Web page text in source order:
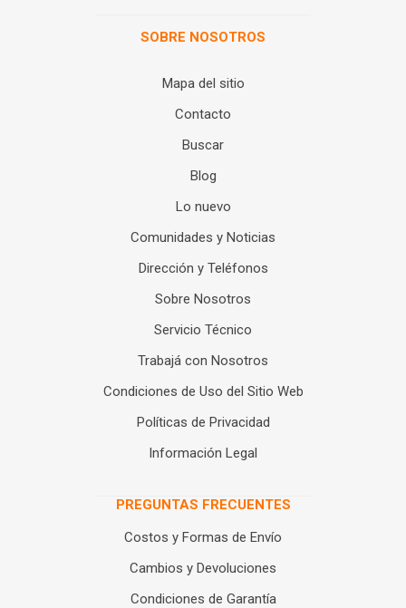
SOBRE NOSOTROS
Mapa del sitio
Contacto
Buscar
Blog
Lo nuevo
Comunidades y Noticias
Dirección y Teléfonos
Sobre Nosotros
Servicio Técnico
Trabajá con Nosotros
Condiciones de Uso del Sitio Web
Políticas de Privacidad
Información Legal
PREGUNTAS FRECUENTES
Costos y Formas de Envío
Cambios y Devoluciones
Condiciones de Garantía